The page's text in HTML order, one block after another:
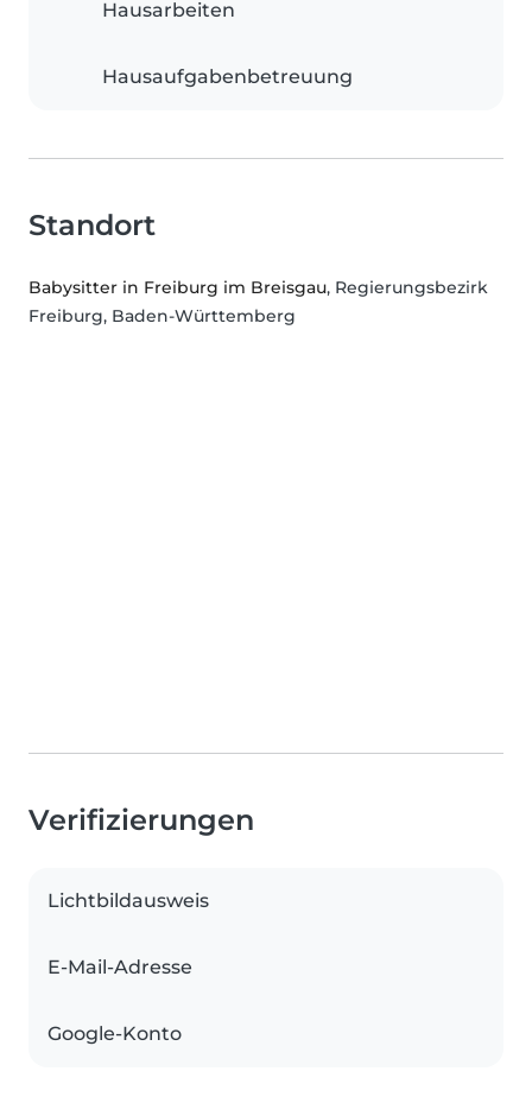
Hausarbeiten
Hausaufgabenbetreuung
Standort
Babysitter in Freiburg im Breisgau, Regierungsbezirk
Freiburg, Baden-Württemberg
Verifizierungen
Lichtbildausweis
E-Mail-Adresse
Google-Konto